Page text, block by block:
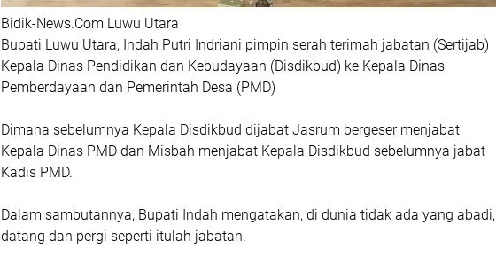
Bidik-News.Com Luwu Utara
Bupati Luwu Utara, Indah Putri Indriani pimpin serah terimah jabatan (Sertijab)
Kepala Dinas Pendidikan dan Kebudayaan (Disdikbud) ke Kepala Dinas
Pemberdayaan dan Pemerintah Desa (PMD)
Dimana sebelumnya Kepala Disdikbud dijabat Jasrum bergeser menjabat
Kepala Dinas PMD dan Misbah menjabat Kepala Disdikbud sebelumnya jabat
Kadis PMD.
Dalam sambutannya, Bupati Indah mengatakan, di dunia tidak ada yang abadi,
datang dan pergi seperti itulah jabatan.